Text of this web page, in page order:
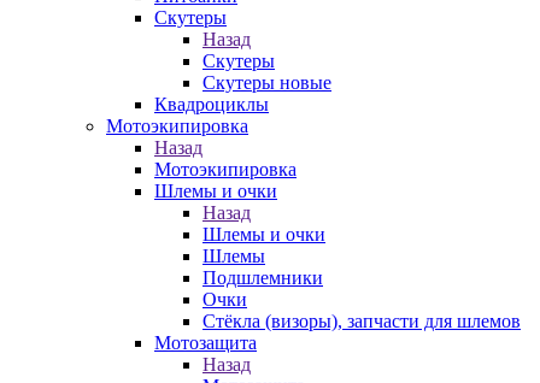
Скутеры
Назад
Скутеры
Скутеры новые
Квадроциклы
Мотоэкипировка
Назад
Мотоэкипировка
Шлемы и очки
Назад
Шлемы и очки
Шлемы
Подшлемники
Очки
Стёкла (визоры), запчасти для шлемов
Мотозащита
Назад